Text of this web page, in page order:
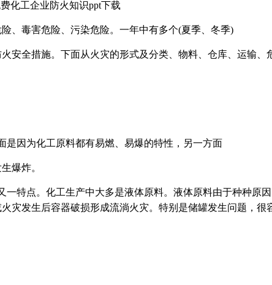
、毒害危险、污染危险。一年中有多个(夏季、冬季)
安全措施。下面从火灾的形式及分类、物料、仓库、运输、
是因为化工原料都有易燃、易爆的特性，另一方面
爆炸。
一特点。化工生产中大多是液体原料。液体原料由于种种原因
灾发生后容器破损形成流淌火灾。特别是储罐发生问题，很